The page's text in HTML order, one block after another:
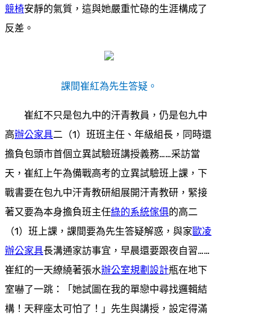
競椅安靜的氣質，這與她嚴重忙碌的生涯構成了
反差。
課間崔紅為先生答疑。
崔紅不只是包九中的汗青教員，仍是包九中
高辦公家具二（1）班班主任、年級組長，同時還
擔負包頭市首個立異試驗班講授義務……采訪當
天，崔紅上午為備戰高考的立異試驗班上課，下
戰書要在包九中汗青教研組展開汗青教研，緊接
著又要為本身擔負班主任綠的系統傢俱的高二
（1）班上課，課間要為先生答疑解惑，與家歐凌
辦公家具長溝通家訪事宜，早晨還要跟夜自習……
崔紅的一天繚繞著張水辦公室規劃設計瓶在地下
室嚇了一跳：「她試圖在我的單戀中尋找邏輯結
構！天秤座太可怕了！」先生與講授，設定得滿